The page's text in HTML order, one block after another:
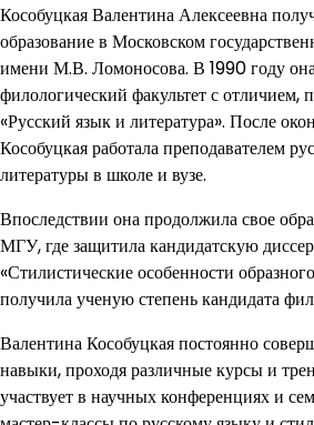
Кособуцкая Валентина Алексеевна
образование в Московском
имени М.В. Ломоносова. В 1990 году
филологический факультет с отличием,
«Русский язык и литература». После
Кособуцкая работала преподавателем
литературы в школе и вузе.
Впоследствии она продолжила свое
МГУ, где защитила кандидатскую
«Стилистические особенности
получила ученую степень кандидата
Валентина Кособуцкая постоянно
навыки, проходя различные курсы и
участвует в научных конференциях и